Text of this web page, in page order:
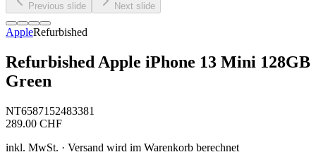
Previous slide Next slide
AppleRefurbished
Refurbished Apple iPhone 13 Mini 128GB
Green
NT6587152483381
289.00 CHF
inkl. MwSt. · Versand wird im Warenkorb berechnet